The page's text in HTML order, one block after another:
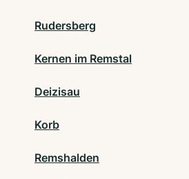
Rudersberg
Kernen im Remstal
Deizisau
Korb
Remshalden